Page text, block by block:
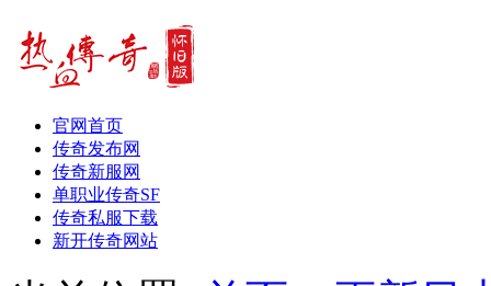
官网首页
传奇发布网
传奇新服网
单职业传奇SF
传奇私服下载
新开传奇网站